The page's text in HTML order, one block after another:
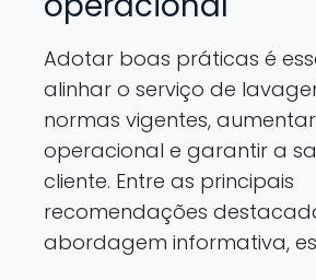
Adotar boas práticas é
alinhar o serviço de
normas vigentes,
operacional e garantir a
cliente. Entre as principais
recomendações
abordagem informativa,